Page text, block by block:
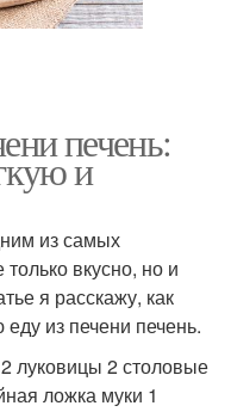
печень:
и
из самых
вкусно, но и
я расскажу, как
из печени печень.
луковицы 2 столовые
ложка муки 1